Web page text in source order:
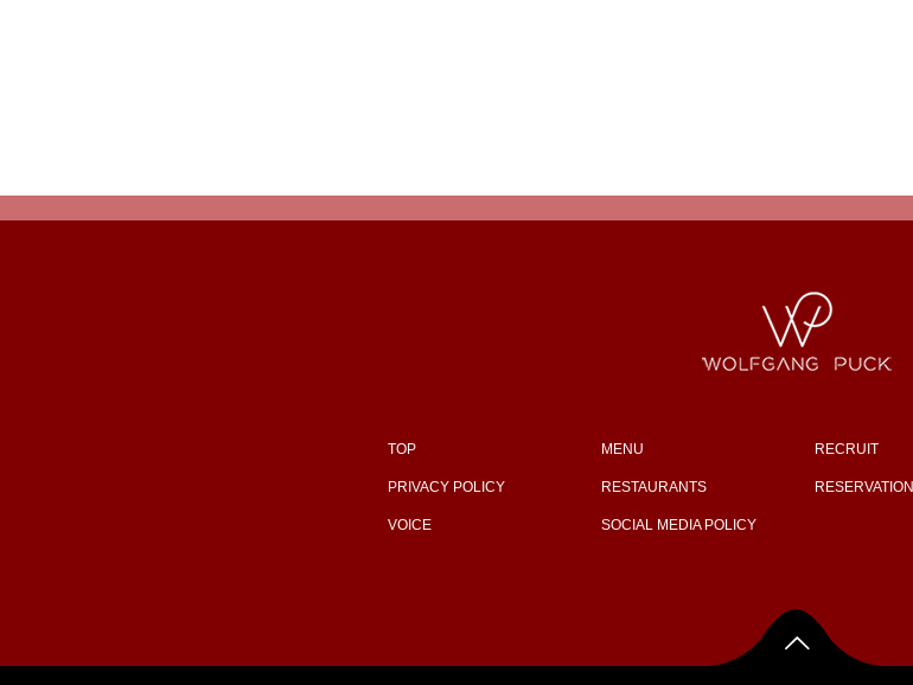
TOP
PRIVACY POLICY
VOICE
MENU
RESTAURANTS
SOCIAL MEDIA POLICY
RECRUIT
RESERVATION
